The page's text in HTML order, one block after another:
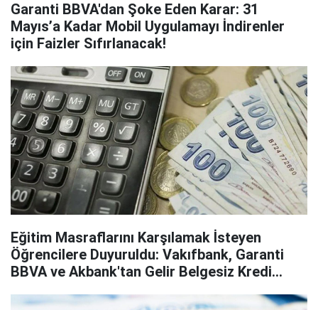
Garanti BBVA'dan Şoke Eden Karar: 31
Mayıs’a Kadar Mobil Uygulamayı İndirenler
için Faizler Sıfırlanacak!
Eğitim Masraflarını Karşılamak İsteyen
Öğrencilere Duyuruldu: Vakıfbank, Garanti
BBVA ve Akbank'tan Gelir Belgesiz Kredi